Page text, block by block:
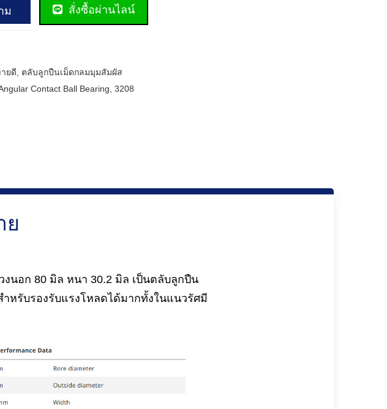
ม สั่งซื้อผ่านไลน์
ยดี
ตลับลูกปืนเม็ดกลมมุมสัมผัส
Contact Ball Bearing 3208
ย
งนอก 80 มิล หนา 30.2 มิล เป็นตลับลูกปืน
หรับรองรับแรงโหลดได้มากทั้งในแนวรัศมี